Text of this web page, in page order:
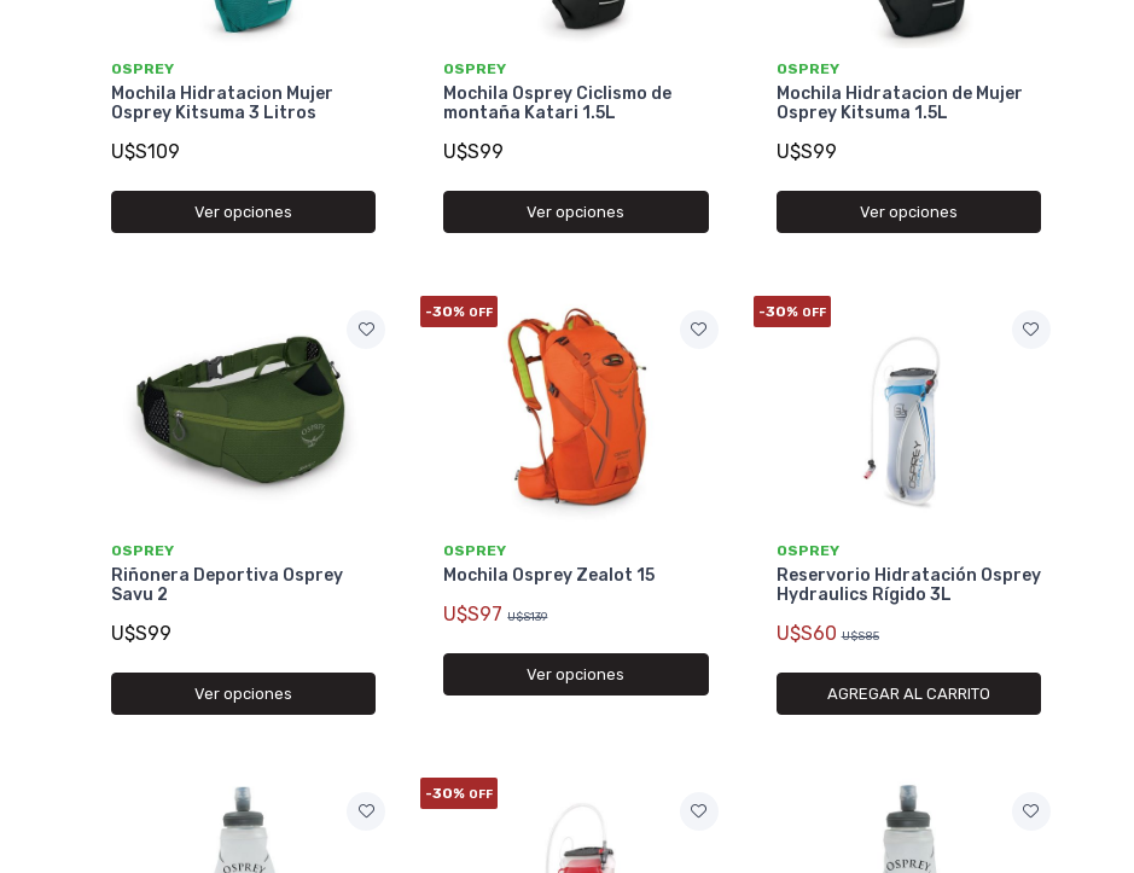
OSPREY
Mochila Hidratacion Mujer
Osprey Kitsuma 3 Litros
U$S109
Ver opciones
OSPREY
Mochila Osprey Ciclismo de
montaña Katari 1.5L
U$S99
Ver opciones
OSPREY
Mochila Hidratacion de Mujer
Osprey Kitsuma 1.5L
U$S99
Ver opciones
OSPREY
Riñonera Deportiva Osprey
Savu 2
U$S99
Ver opciones
-30% OFF
OSPREY
Mochila Osprey Zealot 15
U$S97 U$S139
Ver opciones
-30% OFF
OSPREY
Reservorio Hidratación Osprey
Hydraulics Rígido 3L
U$S60 U$S85
AGREGAR AL CARRITO
-30% OFF